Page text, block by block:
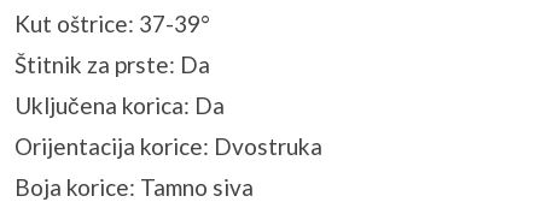
Kut oštrice: 37-39°
Štitnik za prste: Da
Uključena korica: Da
Orijentacija korice: Dvostruka
Boja korice: Tamno siva